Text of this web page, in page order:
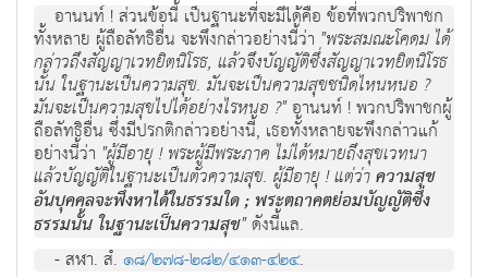
อานนท์ ! ส่วนข้อนี้ เป็นฐานะที่จะมีได้คือ ข้อที่พวกปริพาชก
ทั้งหลาย ผู้ถือลัทธิอื่น จะพึงกล่าวอย่างนี้ว่า"พระสมณะโคดม ได้
กล่าวถึงสัญญาเวทยิตนิโรธ, แล้วจึงบัญญัติซึ่งสัญญาเวทยิตนิโรธ
นั้น ในฐานะเป็นความสุข. มันจะเป็นความสุขชนิดไหนหนอ ?
มันจะเป็นความสุขไปได้อย่างไรหนอ ?"อานนท์ ! พวกปริพาชกผู้
ถือลัทธิอื่น ซึ่งมีปรกติกล่าวอย่างนี้, เธอทั้งหลายจะพึงกล่าวแก้
อย่างนี้ว่า "ผู้มีอายุ ! พระผู้มีพระภาค ไม่ได้หมายถึงสุขเวทนา
แล้วบัญญัติในฐานะเป็นตัวความสุข. ผู้มีอายุ ! แต่ว่าความสุข
อันบุคคลจะพึงหาได้ในธรรมใด ; พระตถาคตย่อมบัญญัติซึ่ง
ธรรมนั้น ในฐานะเป็นความสุข"ดังนี้แล.
- สฬา. สํ.๑๘/๒๗๘-๒๘๒/๔๑๓-๔๒๔.